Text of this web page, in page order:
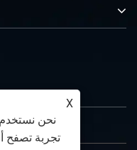
X
نحن
تجربة تصفح